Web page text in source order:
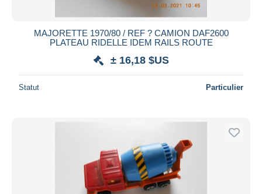
MAJORETTE 1970/80 / REF ? CAMION DAF2600
PLATEAU RIDELLE IDEM RAILS ROUTE
± 16,18 $US
Statut Particulier